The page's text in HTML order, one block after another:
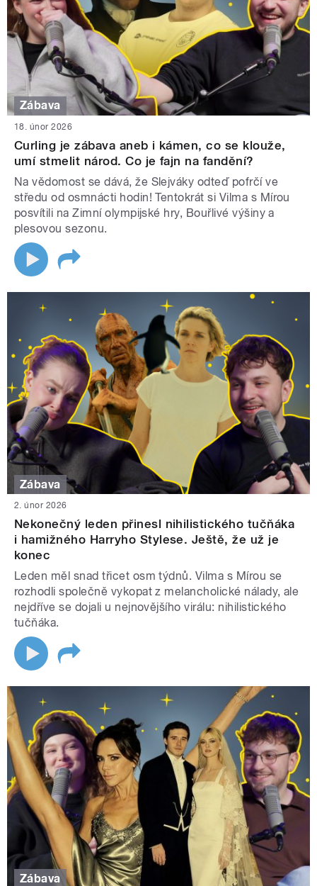
Zábava
18. únor 2026
Curling je zábava aneb i kámen, co se klouže,
umí stmelit národ. Co je fajn na fandění?
Na vědomost se dává, že Slejváky odteď pofrčí ve
středu od osmnácti hodin! Tentokrát si Vilma s Mírou
posvítili na Zimní olympijské hry, Bouřlivé výšiny a
plesovou sezonu.
Zábava
2. únor 2026
Nekonečný leden přinesl nihilistického tučňáka
i hamižného Harryho Stylese. Ještě, že už je
konec
Leden měl snad třicet osm týdnů. Vilma s Mírou se
rozhodli společně vykopat z melancholické nálady, ale
nejdříve se dojali u nejnovějšího virálu: nihilistického
tučňáka.
Zábava